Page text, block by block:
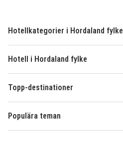
Hotellkategorier i Hordaland fylke
Hotell i Hordaland fylke
Topp-destinationer
Populära teman